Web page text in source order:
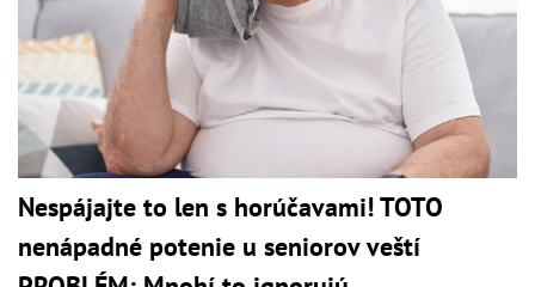
Nespájajte to len s horúčavami! TOTO
nenápadné potenie u seniorov veští